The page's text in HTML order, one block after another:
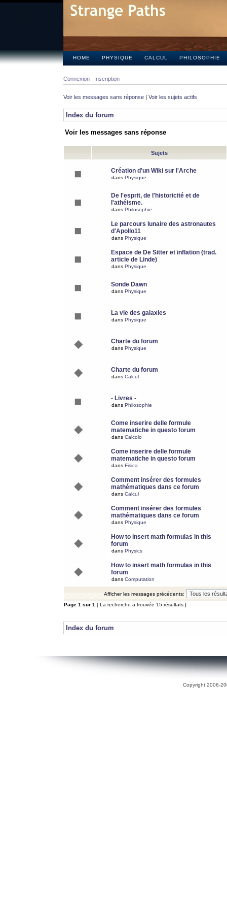
HOME PHYSIQUE CALCUL PHILOSOPHIE
Connexion Inscription
Voir les messages sans réponse | Voir les sujets actifs
Index du forum
Voir les messages sans réponse
Sujets
Création d'un Wiki sur l'Arche
dans Physique
De l'esprit, de l'historicité et de
l'athéisme.
dans Philosophie
Le parcours lunaire des astronautes
d'Apollo11
dans Physique
Espace de De Sitter et inflation (trad.
article de Linde)
dans Physique
Sonde Dawn
dans Physique
La vie des galaxies
dans Physique
Charte du forum
dans Physique
Charte du forum
dans Calcul
- Livres -
dans Philosophie
Come inserire delle formule
matematiche in questo forum
dans Calcolo
Come inserire delle formule
matematiche in questo forum
dans Fisica
Comment insérer des formules
mathématiques dans ce forum
dans Calcul
Comment insérer des formules
mathématiques dans ce forum
dans Physique
How to insert math formulas in this
forum
dans Physics
How to insert math formulas in this
forum
dans Computation
Afficher les messages précédents:
Page 1 sur 1 [ La recherche a trouvée 15 résultats ]
Index du forum
Copyright 2006-